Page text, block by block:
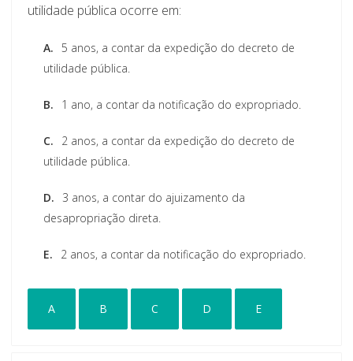
utilidade pública ocorre em:
A. 5 anos, a contar da expedição do decreto de
utilidade pública.
B. 1 ano, a contar da notificação do expropriado.
C.
2 anos, a contar da expedição do decreto de
utilidade pública.
D.
3 anos, a contar do ajuizamento da
desapropriação direta.
E. 2 anos, a contar da notificação do expropriado.
A B C D E